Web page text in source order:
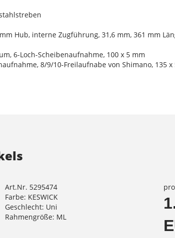
Hub, interne Zugführung, 31,6 mm, 361 mm
6-Loch-Scheibenaufnahme, 100 x 5 mm
8/9/10-Freilaufnabe von Shimano, 135 x
Art.Nr. 5295474
Farbe: KESWICK
Geschlecht: Uni
Rahmengröße: ML